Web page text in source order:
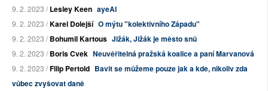
9. 2. 2023 /Lesley Keen ayeAI
9. 2. 2023 /Karel Dolejší O mýtu "kolektivního Západu"
9. 2. 2023 /Bohumil Kartous Jižák, Jižák je město snů
9. 2. 2023 /Boris Cvek Neuvěřitelná pražská koalice a paní Marvanová
9. 2. 2023 /Filip Pertold Bavit se můžeme pouze jak a kde, nikoliv zda
vůbec zvyšovat daně